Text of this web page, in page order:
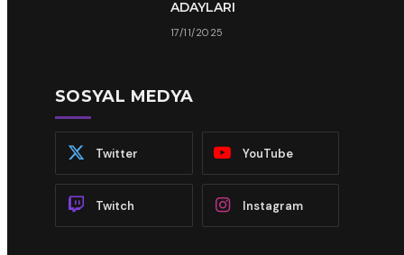
ADAYLARI
17/11/2025
SOSYAL MEDYA
Twitter YouTube
Twitch Instagram